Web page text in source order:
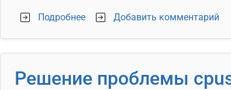
Подробнеео Настройка NoSQL базы данных
Добавить комментарий
Решение проблемы